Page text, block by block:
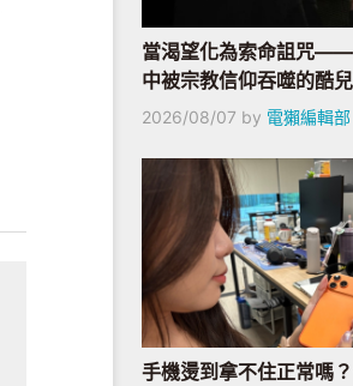
當渴望化為索命詛咒——
中被宗教信仰吞噬的酷
2026/08/07 by 電獺編輯部
手機燙到拿不住正常嗎